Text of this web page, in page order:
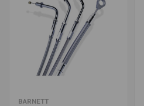
BARNETT